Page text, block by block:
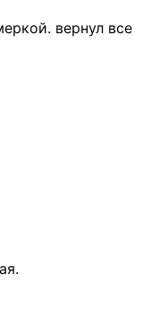
вернул все